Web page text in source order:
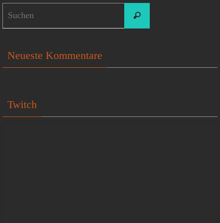
Suchen
Neueste Kommentare
Twitch